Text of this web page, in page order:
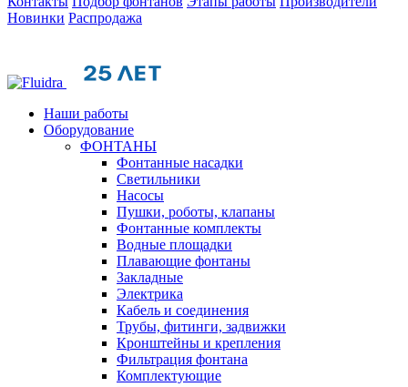
Новинки Распродажа
Наши работы
Оборудование
ФОНТАНЫ
Фонтанные насадки
Cветильники
Насосы
Пушки, роботы, клапаны
Фонтанные комплекты
Водные площадки
Плавающие фонтаны
Закладные
Электрика
Кабель и соединения
Трубы, фитинги, задвижки
Кронштейны и крепления
Фильтрация фонтана
Комплектующие